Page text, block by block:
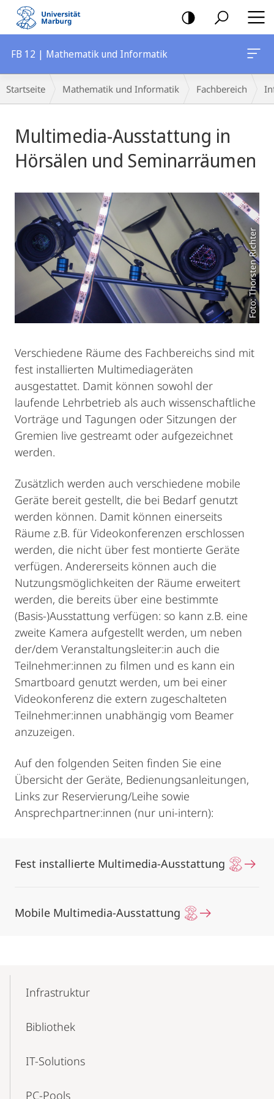
Mobile-
Navigation
FB 12 | Mathematik und Informatik
Breadcrumb-
Navigation
Startseite Mathematik und Informatik Fachbereich
Multimedia-Ausstattung in
Hörsälen und Seminarräumen
Foto: Thorsten Richter
Verschiedene Räume des Fachbereichs sind mit
fest installierten Multimediageräten
ausgestattet. Damit können sowohl der
laufende Lehrbetrieb als auch wissenschaftliche
Vorträge und Tagungen oder Sitzungen der
Gremien live gestreamt oder aufgezeichnet
werden.
Zusätzlich werden auch verschiedene mobile
Geräte bereit gestellt, die bei Bedarf genutzt
werden können. Damit können einerseits
Räume z.B. für Videokonferenzen erschlossen
werden, die nicht über fest montierte Geräte
verfügen. Andererseits können auch die
Nutzungsmöglichkeiten der Räume erweitert
werden, die bereits über eine bestimmte
(Basis-)Ausstattung verfügen: so kann z.B. eine
zweite Kamera aufgestellt werden, um neben
der/dem Veranstaltungsleiter:in auch die
Teilnehmer:innen zu filmen und es kann ein
Smartboard genutzt werden, um bei einer
Videokonferenz die extern zugeschalteten
Teilnehmer:innen unabhängig vom Beamer
anzuzeigen.
Auf den folgenden Seiten finden Sie eine
Übersicht der Geräte, Bedienungsanleitungen,
Links zur Reservierung/Leihe sowie
Ansprechpartner:innen (nur uni-intern):
Fest installierte Multimedia-Ausstattung
Mobile Multimedia-Ausstattung
NavigationInfrastruktur
Bibliothek
IT-Solutions
PC-Pools